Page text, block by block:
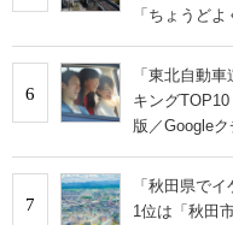
「ちょうど
6
「東北自動
キング
版／Googleク
7
「秋田県で
1位は「秋田